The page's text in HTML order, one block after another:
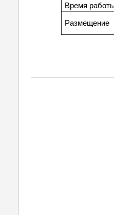
Время
Размещение